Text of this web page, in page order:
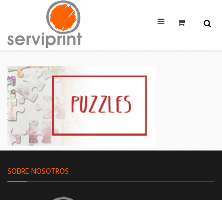
SOBRE NOSOTROS